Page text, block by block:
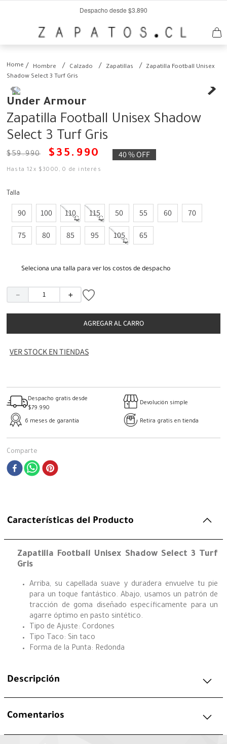
Despacho desde $3.890
Hombre Calzado Zapatillas
Zapatilla Football Unisex
Shadow Select 3 Turf Gris
Under Armour
Zapatilla Football Unisex Shadow
Select 3 Turf Gris
$59.990 $ 35 . 990 40 %OFF
Hasta12 x $ 3000 ,0 de interés
Talla
90 100 110 115 50 55 60 70
75 80 85 95 105 65
Seleciona una talla para ver los costos de despacho
＋
－
AGREGAR AL CARRO
VER STOCK EN TIENDAS
Despacho gratis desde
$79.990
Devolución simple
6 meses de garantía Retira gratis en tienda
Comparte
Características del Producto
Zapatilla Football Unisex Shadow Select 3 Turf
Gris
Arriba, su capellada suave y duradera envuelve tu pie
para un toque fantástico. Abajo, usamos un patrón de
tracción de goma diseñado específicamente para un
agarre óptimo en pasto sintético.
Tipo de Ajuste: Cordones
Tipo Taco: Sin taco
Forma de la Punta: Redonda
Descripción
Comentarios